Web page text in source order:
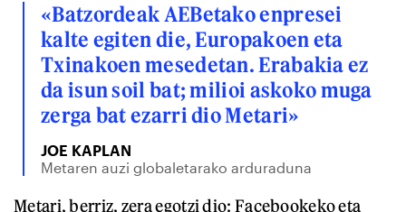
«Batzordeak AEBetako enpresei
kalte egiten die, Europakoen eta
Txinakoen mesedetan. Erabakia ez
da isun soil bat; milioi askoko muga
zerga bat ezarri dio Metari»
JOE KAPLAN
Metaren auzi globaletarako arduraduna
Metari, berriz, zera egotzi dio: Facebookeko eta